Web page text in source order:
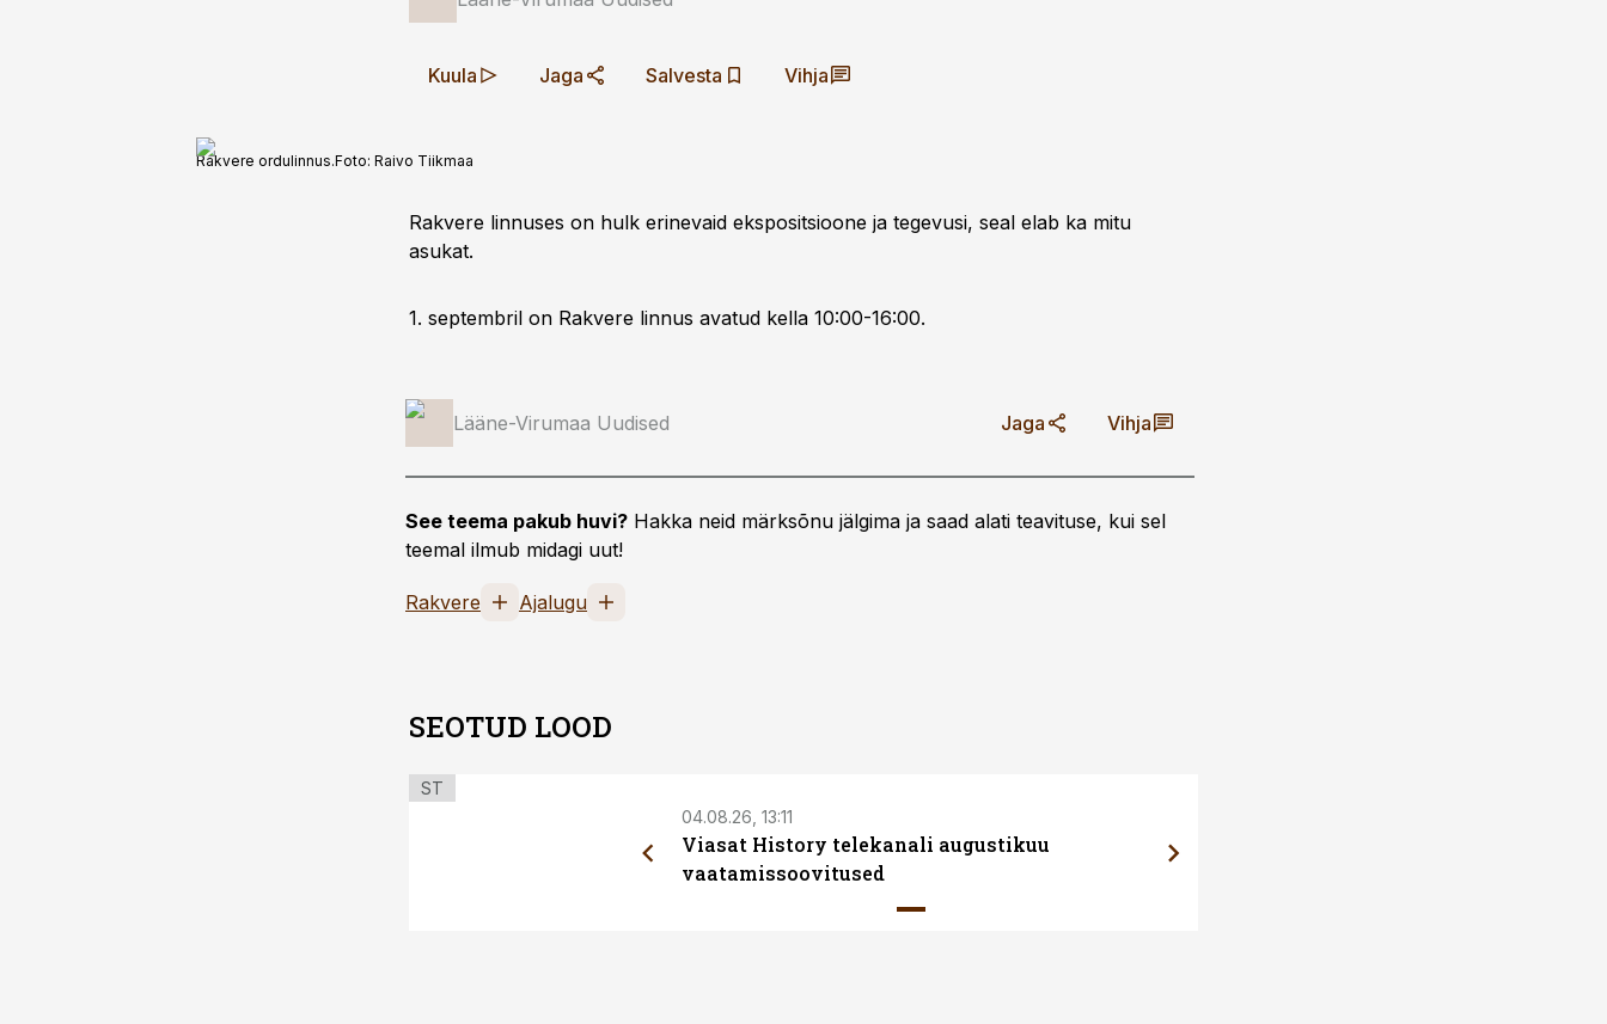
Kuula Jaga Salvesta Vihja
Rakvere ordulinnus.Foto: Raivo Tiikmaa
Rakvere linnuses on hulk erinevaid ekspositsioone ja tegevusi, seal elab ka mitu
asukat.
1. septembril on Rakvere linnus avatud kella 10:00-16:00.
Lääne-Virumaa Uudised Jaga Vihja
See teema pakub huvi? Hakka neid märksõnu jälgima ja saad alati teavituse, kui sel
teemal ilmub midagi uut!
Rakvere Ajalugu
SEOTUD LOOD
ST
04.08.26, 13:11
Viasat History telekanali augustikuu
vaatamissoovitused